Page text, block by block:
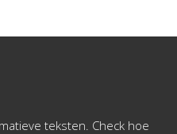
teksten. Check hoe